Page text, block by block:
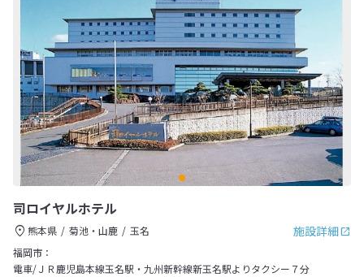
司ロイヤルホテル
施設詳細
熊本県 菊池・山鹿
玉名
福岡市：
電車/ＪＲ鹿児島本線玉名駅・九州新幹線新玉名駅よりタクシー７分